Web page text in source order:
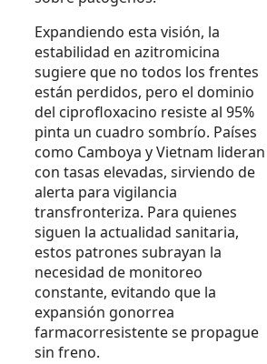
Expandiendo esta visión, la
estabilidad en azitromicina
sugiere que no todos los frentes
están perdidos, pero el dominio
del ciprofloxacino resiste al 95%
pinta un cuadro sombrío. Países
como Camboya y Vietnam lideran
con tasas elevadas, sirviendo de
alerta para vigilancia
transfronteriza. Para quienes
siguen la actualidad sanitaria,
estos patrones subrayan la
necesidad de monitoreo
constante, evitando que la
expansión gonorrea
farmacorresistente se propague
sin freno.